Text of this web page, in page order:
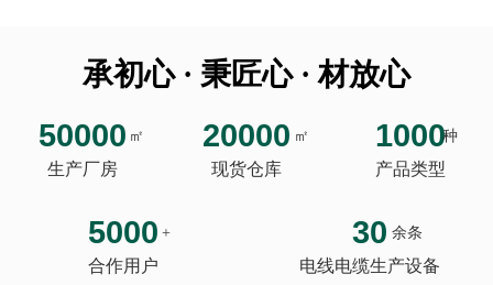
承初心 · 秉匠心 · 材放心
50000 ㎡
生产厂房
20000 ㎡
现货仓库
1000种
产品类型
5000 +
合作用户
30 余条
电线电缆生产设备